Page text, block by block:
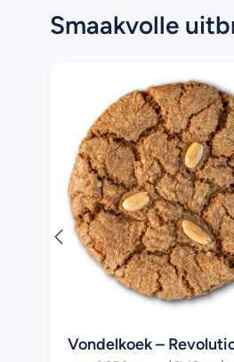
Smaakvolle